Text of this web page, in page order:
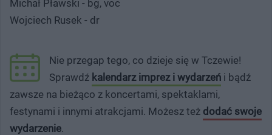
Michał Pławski - bg, voc
Wojciech Rusek - dr
Nie przegap tego, co dzieje się w Tczewie!
Sprawdź kalendarz imprez i wydarzeń i bądź
zawsze na bieżąco z koncertami, spektaklami,
festynami i innymi atrakcjami. Możesz też dodać swoje
wydarzenie.